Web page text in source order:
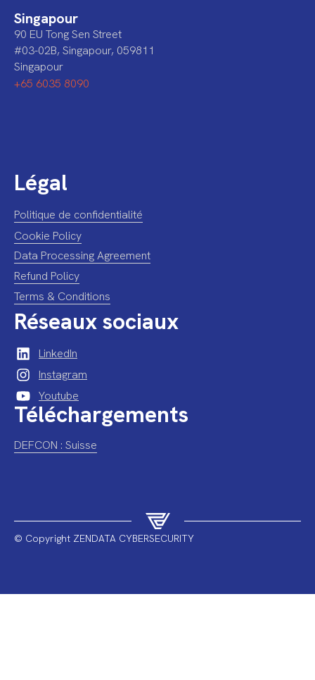
Singapour
90 EU Tong Sen Street
#03-02B, Singapour, 059811
Singapour
+65 6035 8090
Légal
Politique de confidentialité
Cookie Policy
Data Processing Agreement
Refund Policy
Terms & Conditions
Réseaux sociaux
LinkedIn
Instagram
Youtube
Téléchargements
DEFCON : Suisse
© Copyright ZENDATA CYBERSECURITY